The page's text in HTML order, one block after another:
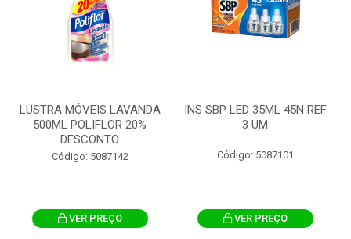
LUSTRA MÓVEIS LAVANDA
500ML POLIFLOR 20%
DESCONTO
Código: 5087142
VER PREÇO
INS SBP LED 35ML 45N REF
3 UM
Código: 5087101
VER PREÇO